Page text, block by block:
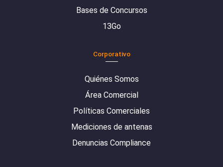
Bases de Concursos
13Go
Corporativo
Quiénes Somos
Área Comercial
Políticas Comerciales
Mediciones de antenas
Denuncias Compliance